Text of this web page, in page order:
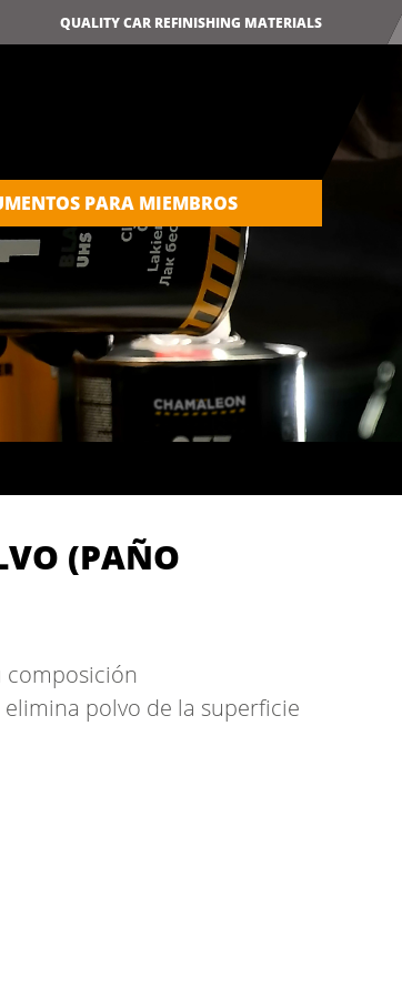
QUALITY CAR REFINISHING MATERIALS
PARA MIEMBROS
(PAÑO
composición
polvo de la superficie